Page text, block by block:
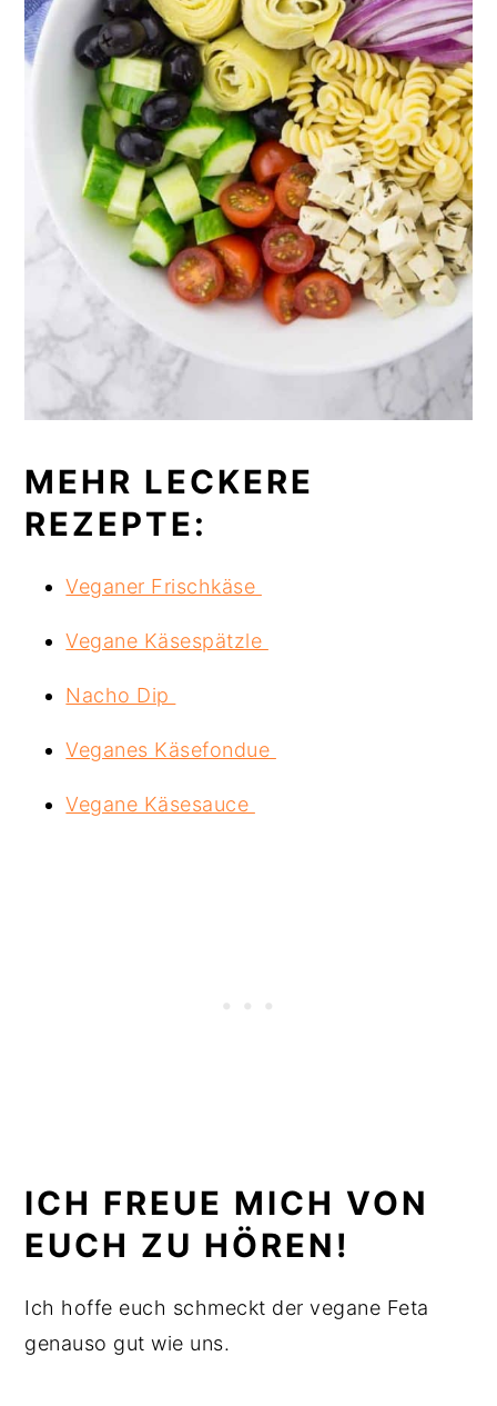
MEHR LECKERE
REZEPTE:
Veganer Frischkäse
Vegane Käsespätzle
Nacho Dip
Veganes Käsefondue
Vegane Käsesauce
ICH FREUE MICH VON
EUCH ZU HÖREN!
Ich hoffe euch schmeckt der vegane Feta
genauso gut wie uns.